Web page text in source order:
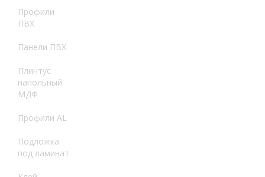
Профили
ПВХ
Панели ПВХ
Плинтус
напольный
МДФ
Профили AL
Подложка
под ламинат